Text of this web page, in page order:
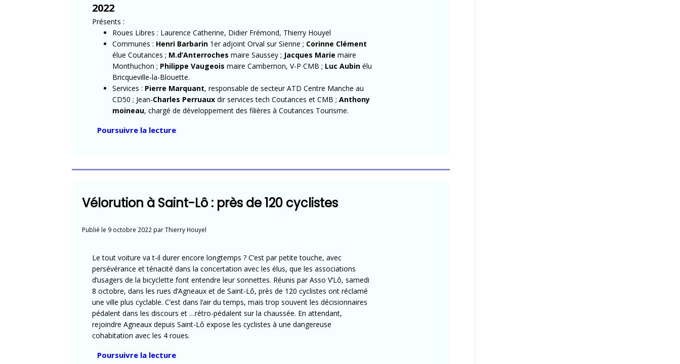
2022
Présents :
Roues Libres : Laurence Catherine, Didier Frémond, Thierry Houyel
Communes : Henri Barbarin 1er adjoint Orval sur Sienne ; Corinne Clément
élue Coutances ; M.d’Anterroches maire Saussey ; Jacques Marie maire
Monthuchon ; Philippe Vaugeois maire Cambernon, V-P CMB ; Luc Aubin élu
Bricqueville-la-Blouette.
Services : Pierre Marquant, responsable de secteur ATD Centre Manche au
CD50 ; Jean-Charles Perruaux dir services tech Coutances et CMB ; Anthony
moineau, chargé de développement des filières à Coutances Tourisme.
Poursuivre la lecture« Atelier
la
Vélorution à Saint-Lô : près de 120 cyclistes
Publié le 9 octobre 2022 parThierry Houyel
Le tout voiture va t-il durer encore longtemps ? C’est par petite touche, avec
persévérance et ténacité dans la concertation avec les élus, que les associations
d’usagers de la bicyclette font entendre leur sonnettes. Réunis par Asso V’Lô, samedi
8 octobre, dans les rues d’Agneaux et de Saint-Lô, près de 120 cyclistes ont réclamé
une ville plus cyclable. C’est dans l’air du temps, mais trop souvent les décisionnaires
pédalent dans les discours et …rétro-pédalent sur la chaussée. En attendant,
rejoindre Agneaux depuis Saint-Lô expose les cyclistes à une dangereuse
cohabitation avec les 4 roues.
Poursuivre la lecture« Vélorution